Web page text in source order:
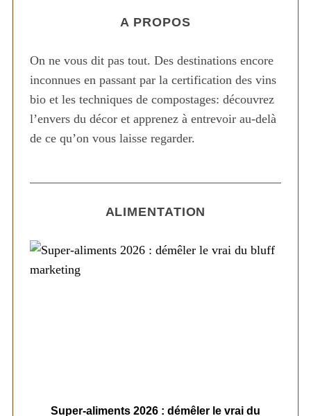
A PROPOS
On ne vous dit pas tout. Des destinations encore
inconnues en passant par la certification des vins
bio et les techniques de compostages: découvrez
l’envers du décor et apprenez à entrevoir au-delà
de ce qu’on vous laisse regarder.
ALIMENTATION
Super-aliments 2026 : démêler le vrai du